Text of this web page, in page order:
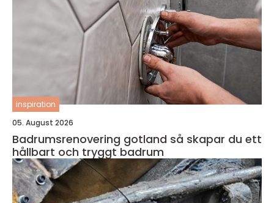
inspiration
05. August 2026
Badrumsrenovering gotland så skapar du ett
hållbart och tryggt badrum